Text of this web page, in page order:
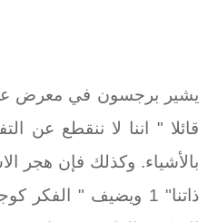
يشير برجسون في معرض
قائلا " اننا لا ننقطع عن
بالأشياء. وكذلك فإن هجر